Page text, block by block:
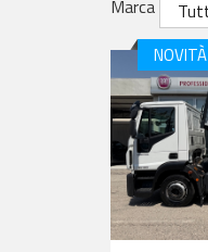
Marca
NOVITÀ